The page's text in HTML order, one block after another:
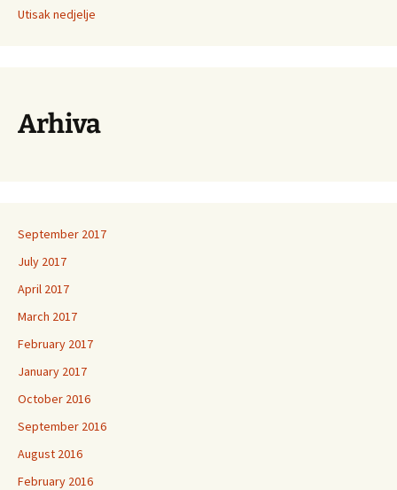
Utisak nedjelje
Arhiva
September 2017
July 2017
April 2017
March 2017
February 2017
January 2017
October 2016
September 2016
August 2016
February 2016